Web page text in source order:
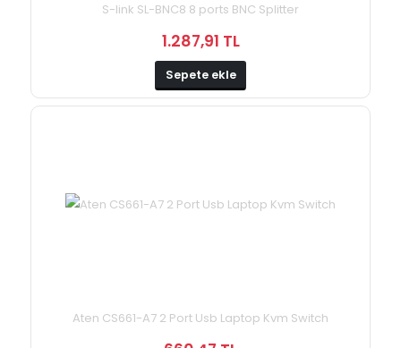
S-link SL-BNC8 8 ports BNC Splitter
1.287,91 TL
Sepete ekle
Aten CS661-A7 2 Port Usb Laptop Kvm Switch